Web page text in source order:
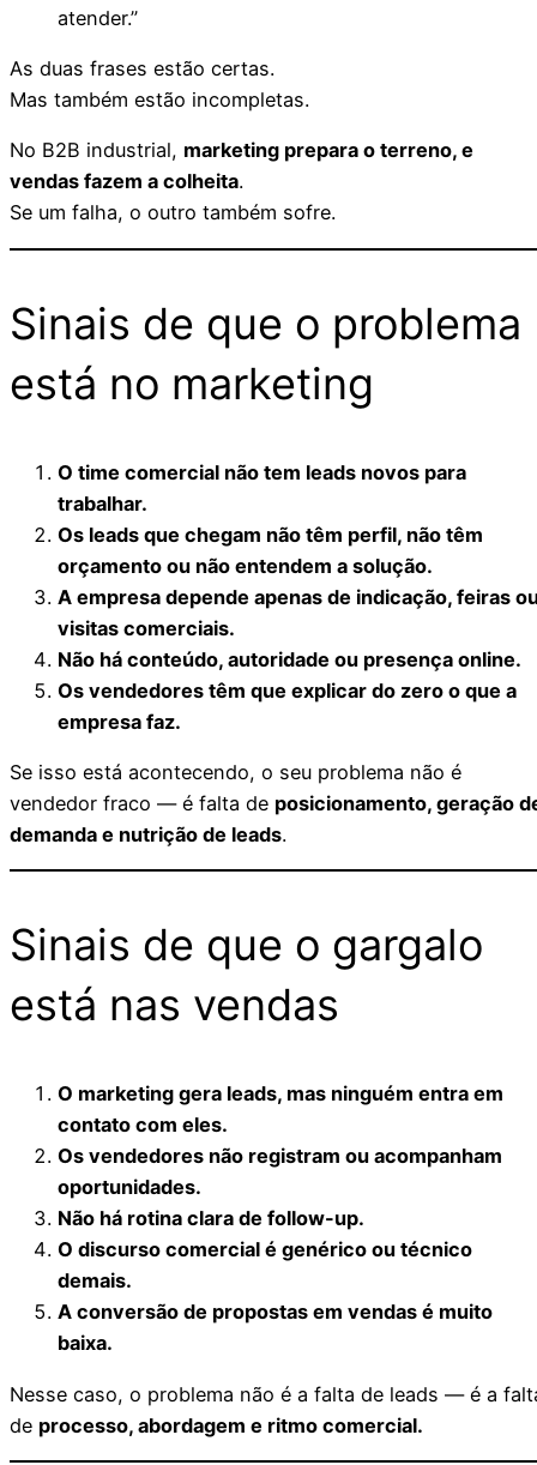
atender.”
As duas frases estão certas.
Mas também estão incompletas.
No B2B industrial, marketing prepara o terreno, e
vendas fazem a colheita.
Se um falha, o outro também sofre.
Sinais de que o problema
está no marketing
O time comercial não tem leads novos para
trabalhar.
Os leads que chegam não têm perfil, não têm
orçamento ou não entendem a solução.
A empresa depende apenas de indicação, feiras
visitas comerciais.
Não há conteúdo, autoridade ou presença online.
Os vendedores têm que explicar do zero o que a
empresa faz.
Se isso está acontecendo, o seu problema não é
vendedor fraco — é falta de posicionamento, geração
demanda e nutrição de leads.
Sinais de que o gargalo
está nas vendas
O marketing gera leads, mas ninguém entra em
contato com eles.
Os vendedores não registram ou acompanham
oportunidades.
Não há rotina clara de follow-up.
O discurso comercial é genérico ou técnico
demais.
A conversão de propostas em vendas é muito
baixa.
Nesse caso, o problema não é a falta de leads — é a
de processo, abordagem e ritmo comercial.